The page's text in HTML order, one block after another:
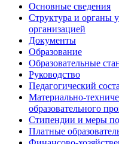
Основные сведения
Структура и органы
организацией
Документы
Образование
Образовательные
Руководство
Педагогический
Материально-
образовательного
Стипендии и меры
Платные